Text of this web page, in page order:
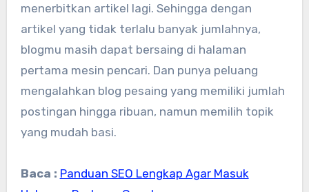
menerbitkan artikel lagi. Sehingga dengan
artikel yang tidak terlalu banyak jumlahnya,
blogmu masih dapat bersaing di halaman
pertama mesin pencari. Dan punya peluang
mengalahkan blog pesaing yang memiliki jumlah
postingan hingga ribuan, namun memilih topik
yang mudah basi.
Baca : Panduan SEO Lengkap Agar Masuk